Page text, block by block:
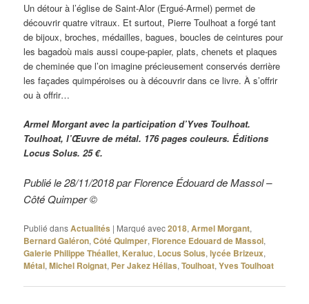
Un détour à l’église de Saint-Alor (Ergué-Armel) permet de
découvrir quatre vitraux. Et surtout, Pierre Toulhoat a forgé tant
de bijoux, broches, médailles, bagues, boucles de ceintures pour
les bagadoù mais aussi coupe-papier, plats, chenets et plaques
de cheminée que l’on imagine précieusement conservés derrière
les façades quimpéroises ou à découvrir dans ce livre. À s’offrir
ou à offrir…
Armel Morgant avec la participation d’Yves Toulhoat.
Toulhoat, l’Œuvre de métal. 176 pages couleurs. Éditions
Locus Solus. 25 €.
Publié le 28/11/2018 par Florence Édouard de Massol –
Côté Quimper ©
Publié dansActualités | Marqué avec2018,Armel Morgant,
Bernard Galéron,Côté Quimper, Florence Edouard de Massol,
Galerie Philippe Théallet, Keraluc, Locus Solus,lycée Brizeux,
Métal,Michel Roignat, Per Jakez Hélias,Toulhoat,Yves Toulhoat